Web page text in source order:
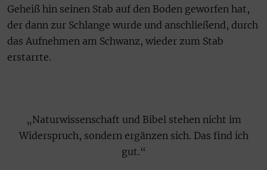
Geheiß hin seinen Stab auf den Boden geworfen hat,
der dann zur Schlange wurde und anschließend, durch
das Aufnehmen am Schwanz, wieder zum Stab
erstarrte.
„Naturwissenschaft und Bibel stehen nicht im
Widerspruch, sondern ergänzen sich. Das find ich
gut.“